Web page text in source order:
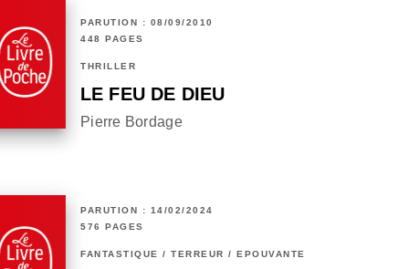
PARUTION : 08/09/2010
448 PAGES
THRILLER
LE FEU DE DIEU
Pierre Bordage
PARUTION : 14/02/2024
576 PAGES
FANTASTIQUE / TERREUR / EPOUVANTE